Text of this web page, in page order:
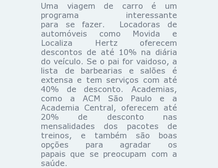
Uma viagem de carro é um
programa interessante
para se fazer. Locadoras de
automóveis como Movida e
Localiza Hertz oferecem
descontos de até 10% na diária
do veículo. Se o pai for vaidoso, a
lista de barbearias e salões é
extensa e tem serviços com até
40% de desconto. Academias,
como a ACM São Paulo e a
Academia Central, oferecem até
20% de desconto nas
mensalidades dos pacotes de
treinos, e também são boas
opções para agradar os
papais que se preocupam com a
saúde.